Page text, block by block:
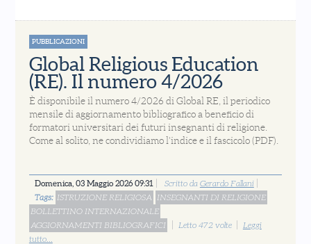
PUBBLICAZIONI
Global Religious Education
(RE). Il numero 4/2026
È disponibile il numero 4/2026 di Global RE, il periodico
mensile di aggiornamento bibliografico a beneficio di
formatori universitari dei futuri insegnanti di religione.
Come al solito, ne condividiamo l'indice e il fascicolo (PDF).
Domenica, 03 Maggio 2026 09:31 Scritto da Gerardo Fallani
Tags: ISTRUZIONE RELIGIOSA
INSEGNANTI DI RELIGIONE
BOLLETTINO INTERNAZIONALE
AGGIORNAMENTI BIBLIOGRAFICI
Letto 472 volte
Leggi
tutto...